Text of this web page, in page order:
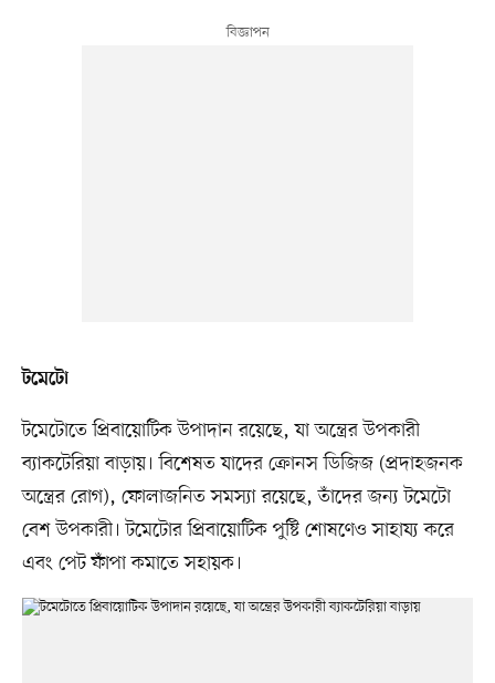
টমেটো
টমেটোতে প্রিবায়োটিক উপাদান রয়েছে, যা অন্ত্রের উপকারী
ব্যাকটেরিয়া বাড়ায়। বিশেষত যাদের ক্রোনস ডিজিজ (প্রদাহজনক
অন্ত্রের রোগ), ফোলাজনিত সমস্যা রয়েছে, তাঁদের জন্য টমেটো
বেশ উপকারী। টমেটোর প্রিবায়োটিক পুষ্টি শোষণেও সাহায্য করে
এবং পেট ফাঁপা কমাতে সহায়ক।